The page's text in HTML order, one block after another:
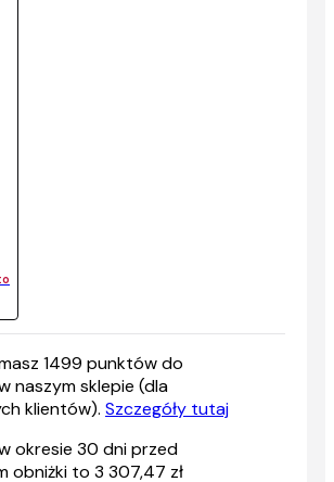
1499 punktów do
naszym sklepie (dla
klientów). Szczegóły tutaj
okresie 30 dni przed
obniżki to 3 307,47 zł